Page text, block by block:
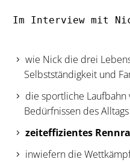
Im Interview mit
wie Nick die drei
Selbstständigkeit und
die sportliche
Bedürfnissen des
zeiteffizientes
inwiefern die